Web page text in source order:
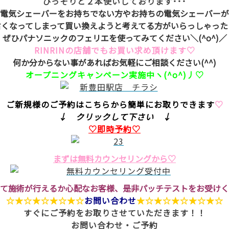
電気シェーバーをお持ちでない方やお持ちの電気シェーバーが
なってしまって買い換えようと考えてる方がいらっしゃっ
ぜひパナソニックのフェリエを使ってみてください＼(^o^)／
RINRINの店舗でもお買い求め頂けます♡
何か分からない事があればお気軽にご相談ください(^^)
オープニングキャンペーン実施中ヽ(^o^)丿♡
ご新規様のご予約はこちらから簡単にお取りできます♡
↓ クリックして下さい ↓
♡即時予約♡
まずは無料カウンセリングから♡
施術が行えるか心配なお客様、是非パッチテストをお受け
☆★☆★☆★☆★☆お問い合わせ★☆★☆★☆★☆★☆
すぐにご予約をお取りさせていただきます！！
お問い合わせ・ご予約